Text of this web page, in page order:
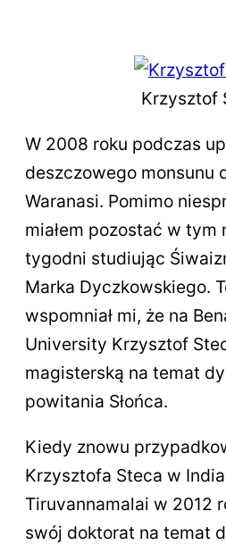
Krzysztof
W 2008 roku podczas
deszczowego monsunu
Waranasi. Pomimo
miałem pozostać w tym
tygodni studiując
Marka Dyczkowskiego.
wspomniał mi, że na
University Krzysztof
magisterską na temat
powitania Słońca.
Kiedy znowu
Krzysztofa Steca w
Tiruvannamalai w 2012
swój doktorat na temat